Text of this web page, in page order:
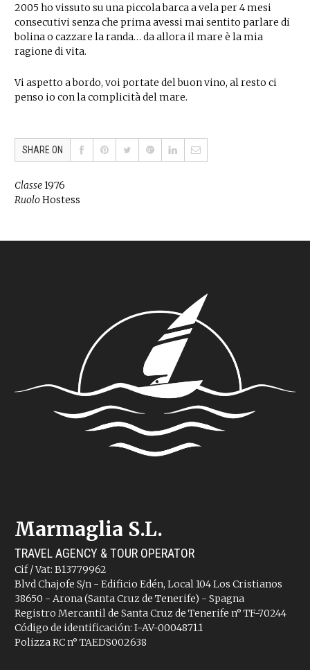
2005 ho vissuto su una piccola barca a vela per 4 mesi
consecutivi senza che prima avessi mai sentito parlare di
bolina o cazzare la randa… da allora il mare è la mia
ragione di vita.
Vi aspetto a bordo, voi portate del buon vino, al resto ci
penso io con la complicità del mare.
SHARE ON
Classe1976
RuoloHostess
Marmaglia S.L.
TRAVEL AGENCY & TOUR OPERATOR
Cif / Vat: B13779962
Blvd Chajofe S/n - Edificio Edén, Local 104 Los Cristianos
38650 - Arona (Santa Cruz de Tenerife) - Spagna
Registro Mercantil de Santa Cruz de Tenerife n° TF-70244
Código de identificación: I-AV-0004871.1
Polizza RC n° TAEDS002638